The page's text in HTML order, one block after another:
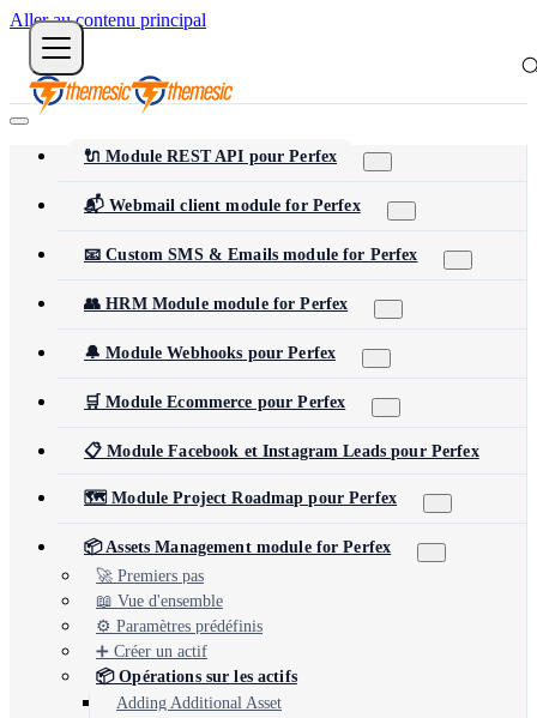
Aller au contenu principal
🔌 Module REST API pour Perfex
📬 Webmail client module for Perfex
📧 Custom SMS & Emails module for Perfex
👥 HRM Module module for Perfex
🔔 Module Webhooks pour Perfex
🛒 Module Ecommerce pour Perfex
📋 Module Facebook et Instagram Leads pour Perfex
🗺️ Module Project Roadmap pour Perfex
📦 Assets Management module for Perfex
🚀 Premiers pas
📖 Vue d'ensemble
⚙️ Paramètres prédéfinis
➕ Créer un actif
📦 Opérations sur les actifs
Adding Additional Asset